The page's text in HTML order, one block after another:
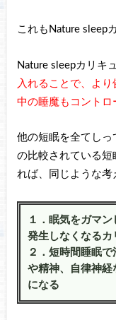
これもNature sleep
Nature sleepカリキ
入れることで、よ
中の睡魔もコントロ
他の短眠を全てしっ
の比較されている
れば、同じような考
１．眠気をガマ
発生しなくなるカ
２．短時間睡眠
や精神、自律神経
になる